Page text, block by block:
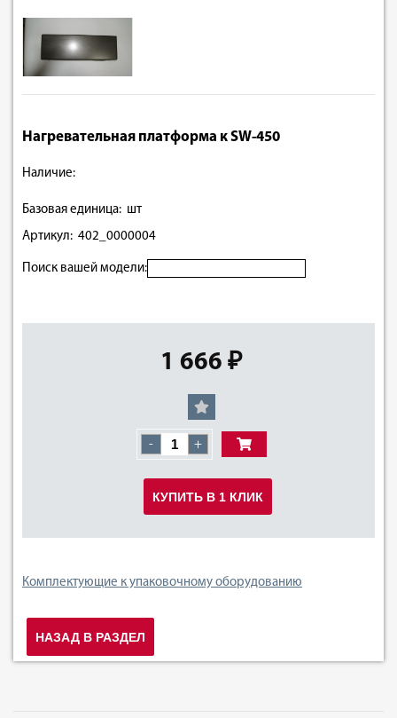
Нагревательная платформа к SW-450
Наличие:
Базовая единица: шт
Артикул: 402_0000004
Поиск вашей модели:
1 666 ₽
- +
КУПИТЬ В 1 КЛИК
Комплектующие к упаковочному оборудованию
НАЗАД В РАЗДЕЛ